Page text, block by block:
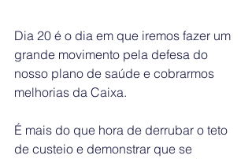
Dia 20 é o dia em que iremos fazer um
grande movimento pela defesa do
nosso plano de saúde e cobrarmos
melhorias da Caixa.
É mais do que hora de derrubar o teto
de custeio e demonstrar que se